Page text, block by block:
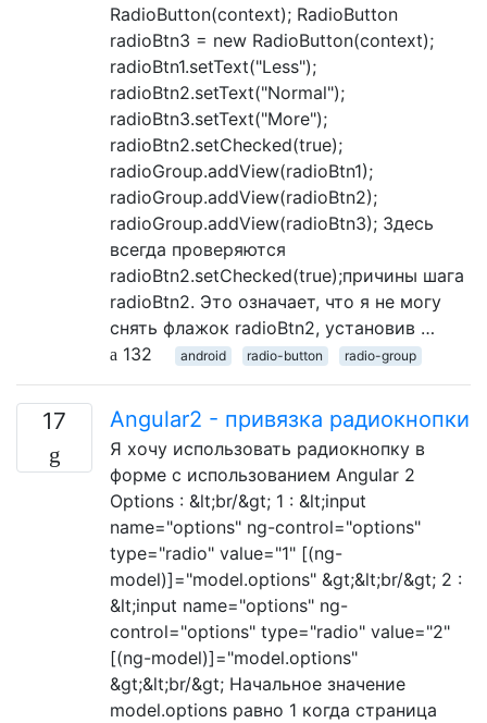
RadioButton(context); RadioButton
radioBtn3 = new RadioButton(context);
radioBtn1.setText("Less");
radioBtn2.setText("Normal");
radioBtn3.setText("More");
radioBtn2.setChecked(true);
radioGroup.addView(radioBtn1);
radioGroup.addView(radioBtn2);
radioGroup.addView(radioBtn3); Здесь
всегда проверяются
radioBtn2.setChecked(true);причины шага
radioBtn2. Это означает, что я не могу
снять флажок radioBtn2, установив …
132
android radio-button radio-group
17 Angular2 - привязка радиокнопки
Я хочу использовать радиокнопку в
форме с использованием Angular 2
Options : &lt;br/&gt; 1 : &lt;input
name="options" ng-control="options"
type="radio" value="1" [(ng-
model)]="model.options" &gt;&lt;br/&gt; 2 :
&lt;input name="options" ng-
control="options" type="radio" value="2"
[(ng-model)]="model.options"
&gt;&lt;br/&gt; Начальное значение
model.options равно 1 когда страница